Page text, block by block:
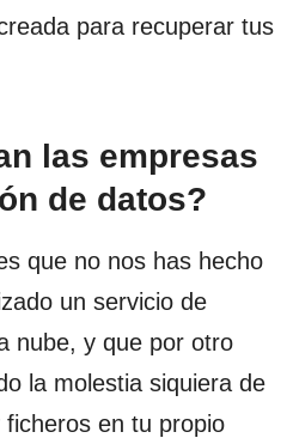
para recuperar tus
las empresas
de datos?
que no nos has hecho
un servicio de
nube, y que por otro
la molestia siquiera de
en tu propio